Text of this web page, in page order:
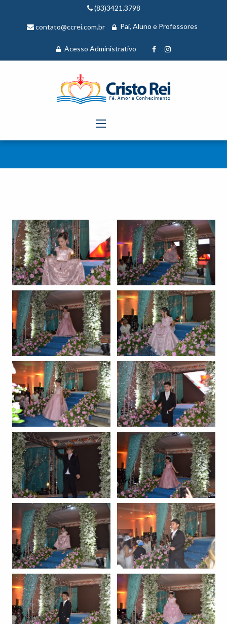
(83)3421.3798
contato@ccrei.com.br Pai, Aluno e Professores
Acesso Administrativo